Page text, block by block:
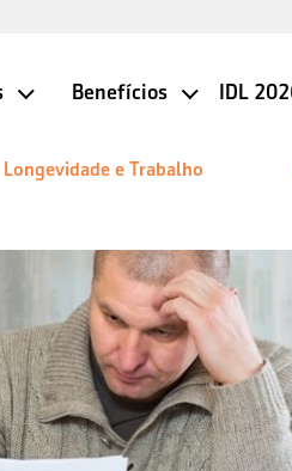
Benefícios IDL
Longevidade e Trabalho